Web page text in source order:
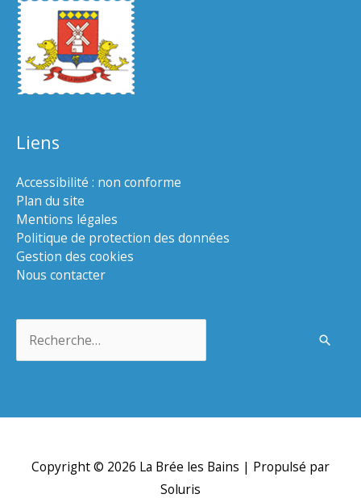
Liens
Accessibilité : non conforme
Plan du site
Mentions légales
Politique de protection des données
Gestion des cookies
Nous contacter
Copyright © 2026 La Brée les Bains | Propulsé par
Soluris